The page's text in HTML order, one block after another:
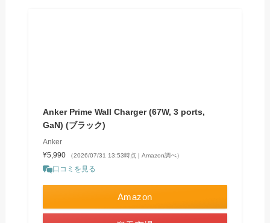
Anker Prime Wall Charger (67W, 3 ports,
GaN) (ブラック)
Anker
¥5,990
（2026/07/31 13:53時点 | Amazon調べ）
口コミを見る
Amazon